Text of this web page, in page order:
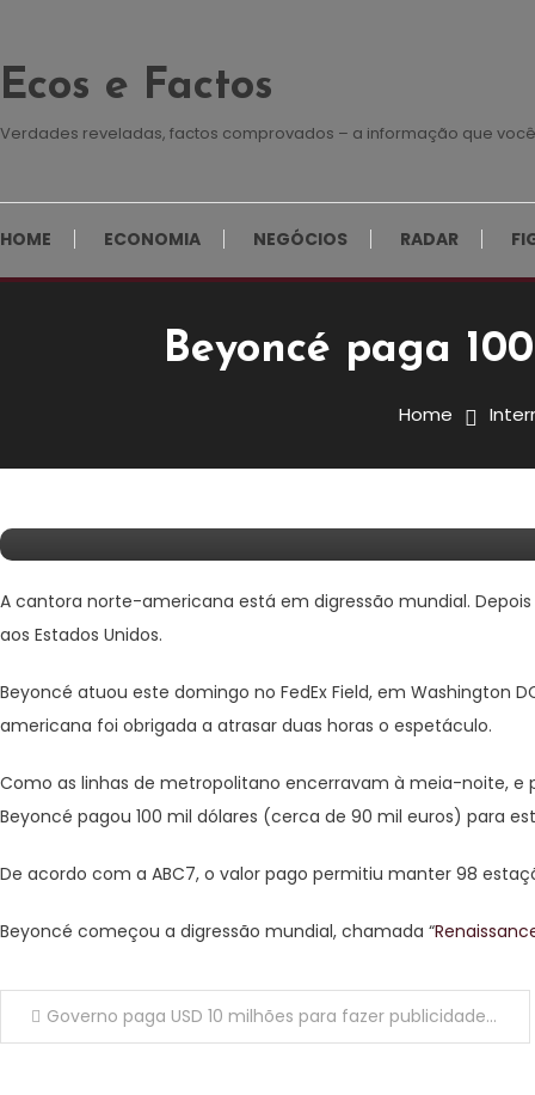
Ecos e Factos
Verdades reveladas, factos comprovados – a informação que
HOME ECONOMIA NEGÓCIOS RADAR
Beyoncé paga
Home
A cantora norte-americana está em digressão mundial.
aos Estados Unidos.
Beyoncé atuou este domingo no FedEx Field, em Washington
americana foi obrigada a atrasar duas horas o espetáculo.
Como as linhas de metropolitano encerravam à meia-noite, e
Beyoncé pagou 100 mil dólares (cerca de 90 mil euros) para
De acordo com a ABC7, o valor pago permitiu manter 98
Beyoncé começou a digressão mundial, chamada “
Navegação de artigos
Governo paga USD 10 milhões para fazer publicidade no equipamento de uma equipa europeia de futebol